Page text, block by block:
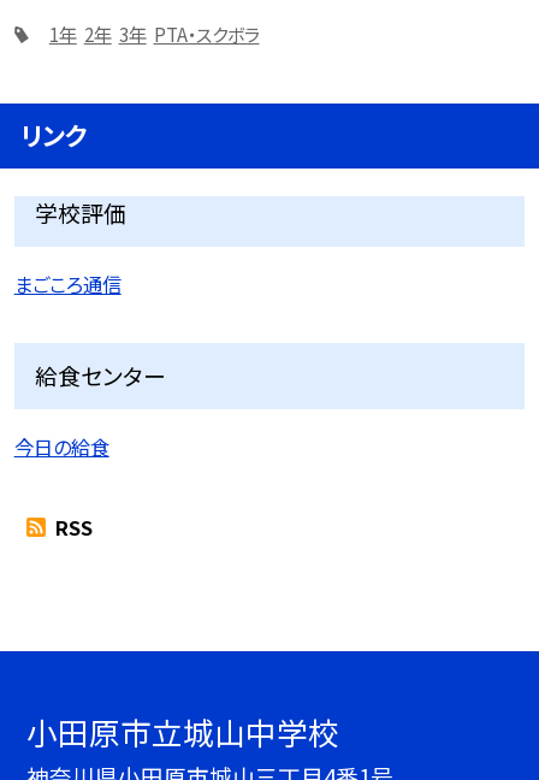
1年 2年 3年 PTA・スクボラ
リンク
学校評価
まごころ通信
給食センター
今日の給食
RSS
小田原市立城山中学校